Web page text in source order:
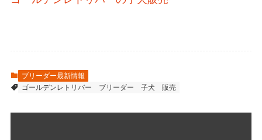
ブリーダー最新情報
ゴールデンレトリバー
ブリーダー 子犬 販売